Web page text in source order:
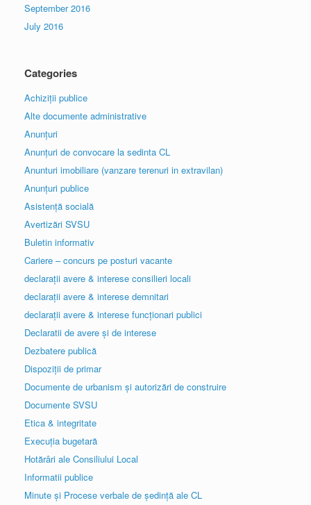
September 2016
July 2016
Categories
Achiziții publice
Alte documente administrative
Anunțuri
Anunțuri de convocare la sedinta CL
Anunturi imobiliare (vanzare terenuri in extravilan)
Anunțuri publice
Asistență socială
Avertizări SVSU
Buletin informativ
Cariere – concurs pe posturi vacante
declarații avere & interese consilieri locali
declarații avere & interese demnitari
declarații avere & interese funcționari publici
Declaratii de avere și de interese
Dezbatere publică
Dispoziții de primar
Documente de urbanism și autorizări de construire
Documente SVSU
Etica & integritate
Execuția bugetară
Hotărâri ale Consiliului Local
Informatii publice
Minute și Procese verbale de ședință ale CL